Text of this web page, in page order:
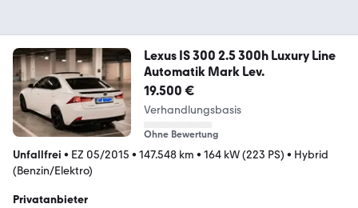
Lexus IS 300 2.5 300h Luxury Line
Automatik Mark Lev.
19.500 €
Verhandlungsbasis
Ohne Bewertung
Unfallfrei • EZ 05/2015 • 147.548 km • 164 kW (223 PS) • Hybrid
(Benzin/Elektro)
Privatanbieter